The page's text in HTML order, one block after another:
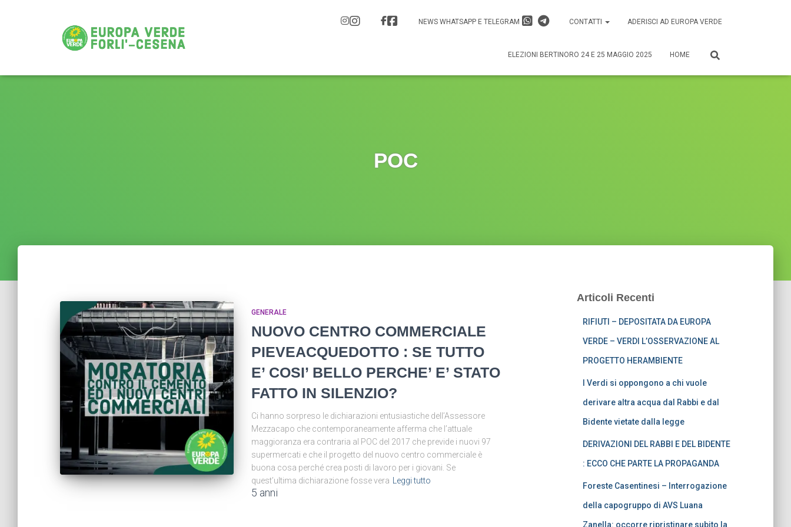
NEWS WHATSAPP E TELEGRAM CONTATTI ADERISCI AD EUROPA VERDE
ELEZIONI BERTINORO 24 E 25 MAGGIO 2025 HOME
POC
GENERALE
NUOVO CENTRO COMMERCIALE
PIEVEACQUEDOTTO : SE TUTTO
E’ COSI’ BELLO PERCHE’ E’ STATO
FATTO IN SILENZIO?
Ci hanno sorpreso le dichiarazioni entusiastiche dell’Assessore
Mezzacapo che contemporaneamente afferma che l’attuale
maggioranza era contraria al POC del 2017 che previde i nuovi 97
supermercati e che il progetto del nuovo centro commerciale è
buona cosa perché crea posti di lavoro per i giovani. Se
quest’ultima dichiarazione fosse vera
Leggi tutto
5 anni
Articoli Recenti
RIFIUTI – DEPOSITATA DA EUROPA
VERDE – VERDI L’OSSERVAZIONE AL
PROGETTO HERAMBIENTE
I Verdi si oppongono a chi vuole
derivare altra acqua dal Rabbi e dal
Bidente vietate dalla legge
DERIVAZIONI DEL RABBI E DEL BIDENTE
: ECCO CHE PARTE LA PROPAGANDA
Foreste Casentinesi – Interrogazione
della capogruppo di AVS Luana
Zanella: occorre ripristinare subito la